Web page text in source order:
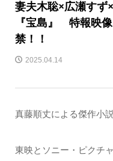
妻夫木聡×広瀬す
『宝島』 特報映
禁！！
2025.04.14
真藤順丈による傑作小
東映とソニー・ピクチ